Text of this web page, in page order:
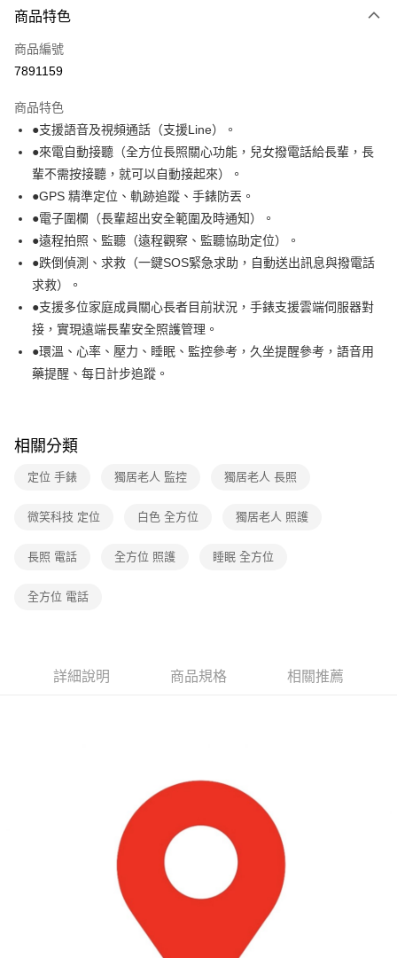
全家線上支付
運送方式
本島宅配-活動商品
免運費
離島宅配-常溫商品
免運費
商品特色
商品編號
7891159
商品特色
●支援語音及視頻通話（支援Line）。
●來電自動接聽（全方位長照關心功能，兒女撥電話給長輩，長
輩不需按接聽，就可以自動接起來）。
●GPS 精準定位、軌跡追蹤、手錶防丟。
●電子圍欄（長輩超出安全範圍及時通知）。
●遠程拍照、監聽（遠程觀察、監聽協助定位）。
●跌倒偵測、求救（一鍵SOS緊急求助，自動送出訊息與撥電話
求救）。
●支援多位家庭成員關心長者目前狀況，手錶支援雲端伺服器對
接，實現遠端長輩安全照護管理。
●環溫、心率、壓力、睡眠、監控參考，久坐提醒參考，語音用
藥提醒、每日計步追蹤。
相關分類
定位 手錶 獨居老人 監控 獨居老人 長照
微笑科技 定位 白色 全方位 獨居老人 照護
長照 電話 全方位 照護 睡眠 全方位
全方位 電話
詳細說明 商品規格 相關推薦